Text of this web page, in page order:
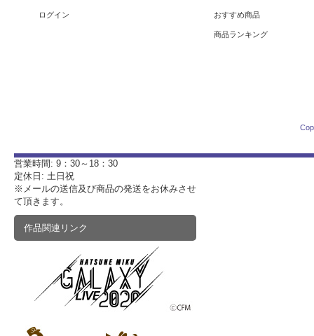
ログイン おすすめ商品
商品ランキング
営業時間: 9：30～18：30
定休日: 土日祝
※メールの送信及び商品の発送をお休みさせ
て頂きます。
作品関連リンク